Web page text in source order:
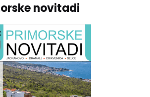
novitadi